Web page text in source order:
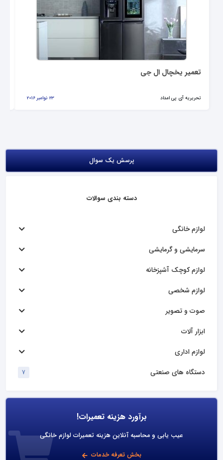
تعمیر یخچال ال جی
تحریریه آی پی امداد 23 نوامبر 2016
پرسش یک سوال
دسته بندی سوالات
لوازم خانگی
سرمایشی و گرمایشی
لوازم کوچک آشپزخانه
لوازم شخصی
صوت و تصویر
ابزار آلات
لوازم اداری
دستگاه های صنعتی
7
برآورد هزینه تعمیرات!
عیب یابی و محاسبه آنلاین هزینه تعمیرات لوازم خانگی
بخش تعرفه خدمات